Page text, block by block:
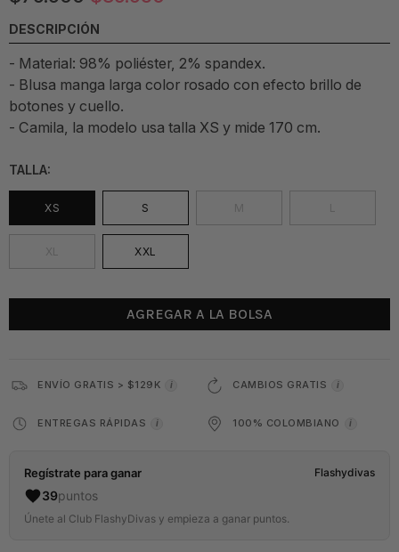
DESCRIPCIÓN
- Material: 98% poliéster, 2% spandex.
- Blusa manga larga color rosado con efecto brillo de
botones y cuello.
- Camila, la modelo usa talla XS y mide 170 cm.
TALLA:
XS S M
XL XXL
AGREGAR A LA BOLSA
ENVÍO GRATIS > $129K i CAMBIOS GRATIS i
ENTREGAS RÁPIDAS i 100% COLOMBIANO i
Regístrate para ganar Flashydivas
39puntos
Únete al Club FlashyDivas y empieza a ganar puntos.